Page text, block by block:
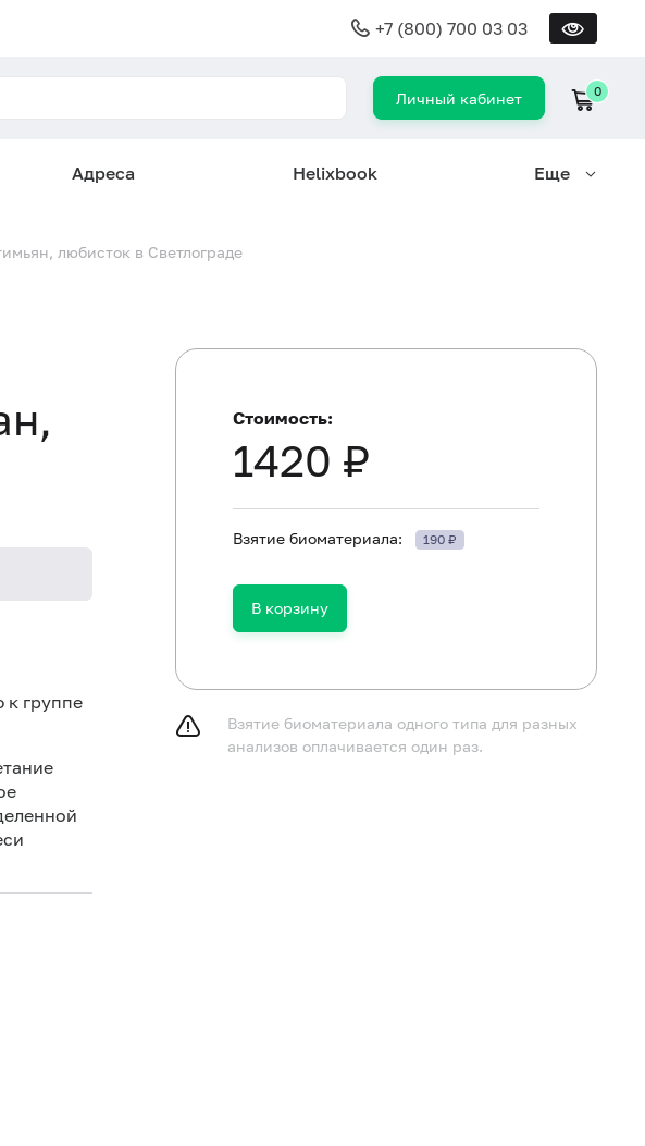
+7 (800) 700 03 03
Личный кабинет 0
Адреса Helixbook Еще
любисток в Светлограде
к группе
Стоимость:
1420 ₽
Взятие биоматериала: 190 ₽
В корзину
Взятие биоматериала одного типа для разных
анализов оплачивается один раз.